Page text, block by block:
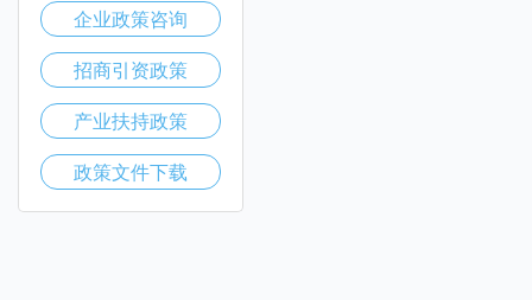
企业政策咨询
招商引资政策
产业扶持政策
政策文件下载